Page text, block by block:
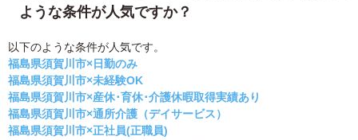
ような条件が人気ですか？
以下のような条件が人気です。
福島県須賀川市×日勤のみ
福島県須賀川市×未経験OK
福島県須賀川市×産休･育休･介護休暇取得実績あり
福島県須賀川市×通所介護（デイサービス）
福島県須賀川市×正社員(正職員)